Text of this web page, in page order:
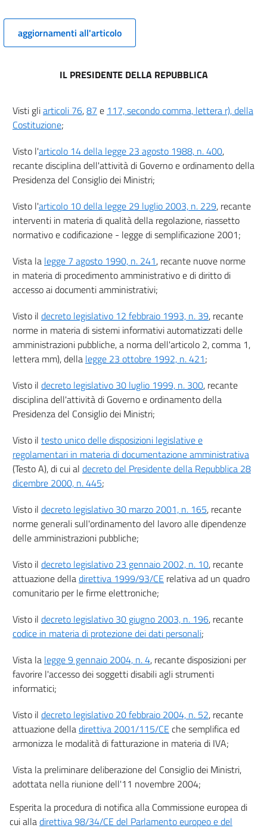
6 bis
6 ter
8
9
10
Sezione III
Organizzazione delle pubbliche amministrazioni Rapporti fra Stato, Regioni e
autonomie locali
13
13 bis
14 bis
15
16
17
18
18 bis
19
Capo II
((DOCUMENTO INFORMATICO, FIRME
ELETTRONICHE, SERVIZI FIDUCIARI E TRASFERIMENTI DI FONDI))
20
21
23
23 bis
23 quater
((Firme elettroniche, certificati e prestatori di servizi fiduciari))
24
25
26
27
28
30
31
32
aggiornamenti all'articolo
IL PRESIDENTE DELLA REPUBBLICA
Visti gliarticoli 76,87 e 117, secondo comma, lettera r), della
Costituzione;
Visto l'articolo 14 della legge 23 agosto 1988, n. 400,
recante disciplina dell'attività di Governo e ordinamento della
Presidenza del Consiglio dei Ministri;
Visto l'articolo 10 della legge 29 luglio 2003, n. 229, recante
interventi in materia di qualità della regolazione, riassetto
normativo e codificazione - legge di semplificazione 2001;
Vista la legge 7 agosto 1990, n. 241, recante nuove norme
in materia di procedimento amministrativo e di diritto di
accesso ai documenti amministrativi;
Visto il decreto legislativo 12 febbraio 1993, n. 39, recante
norme in materia di sistemi informativi automatizzati delle
amministrazioni pubbliche, a norma dell'articolo 2, comma 1,
lettera mm), della legge 23 ottobre 1992, n. 421;
Visto il decreto legislativo 30 luglio 1999, n. 300, recante
disciplina dell'attività di Governo e ordinamento della
Presidenza del Consiglio dei Ministri;
Visto il testo unico delle disposizioni legislative e
regolamentari in materia di documentazione amministrativa
(Testo A), di cui al decreto del Presidente della Repubblica 28
dicembre 2000, n. 445;
Visto il decreto legislativo 30 marzo 2001, n. 165, recante
norme generali sull'ordinamento del lavoro alle dipendenze
delle amministrazioni pubbliche;
Visto il decreto legislativo 23 gennaio 2002, n. 10, recante
attuazione delladirettiva 1999/93/CE relativa ad un quadro
comunitario per le firme elettroniche;
Visto il decreto legislativo 30 giugno 2003, n. 196, recante
codice in materia di protezione dei dati personali;
Vista la legge 9 gennaio 2004, n. 4, recante disposizioni per
favorire l'accesso dei soggetti disabili agli strumenti
informatici;
Visto il decreto legislativo 20 febbraio 2004, n. 52, recante
attuazione delladirettiva 2001/115/CE che semplifica ed
armonizza le modalità di fatturazione in materia di IVA;
Vista la preliminare deliberazione del Consiglio dei Ministri,
adottata nella riunione dell'11 novembre 2004;
Esperita la procedura di notifica alla Commissione europea di
cui alladirettiva 98/34/CE del Parlamento europeo e del